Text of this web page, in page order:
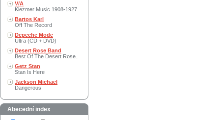
V/A
Klezmer Music 1908-1927
Bartos Karl
Off The Record
Depeche Mode
Ultra (CD + DVD)
Desert Rose Band
Best Of The Desert Rose..
Getz Stan
Stan Is Here
Jackson Michael
Dangerous
Abecední index